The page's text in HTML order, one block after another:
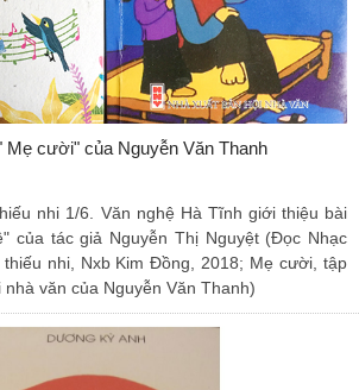
Mẹ cười" của Nguyễn Văn Thanh
nhi 1/6. Văn nghệ Hà Tĩnh giới thiệu bài
của tác giả Nguyễn Thị Nguyệt (Đọc Nhạc
nhi, Nxb Kim Đồng, 2018; Mẹ cười, tập
văn của Nguyễn Văn Thanh)